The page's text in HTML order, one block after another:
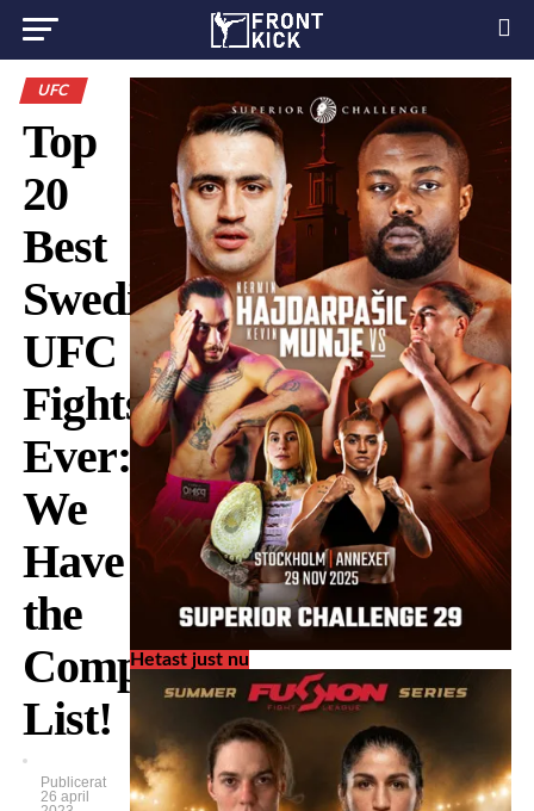
UFC
Top
20
Best
Swedish
UFC
Fights
Ever:
We
Have
the
Complete
List!
Publicerat
26 april
Hetast just nu